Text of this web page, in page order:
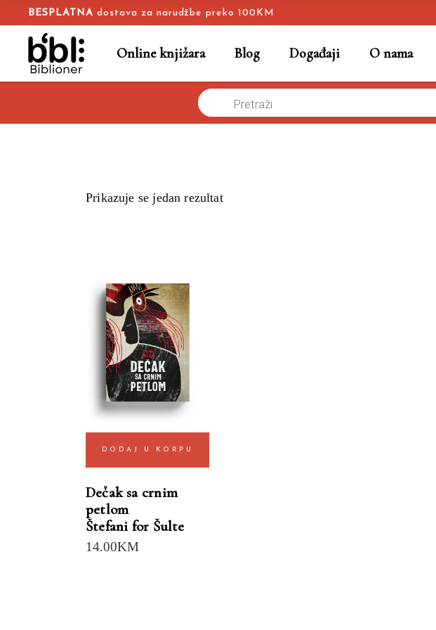
BESPLATNA dostava za narudžbe preko 100KM
Online knjižara Blog Događaji O nama
Dečak sa crnim petlom
Products
search
Prikazuje se jedan rezultat
DODAJ U KORPU
Dečak sa crnim
petlom
Štefani for Šulte
14.00KM